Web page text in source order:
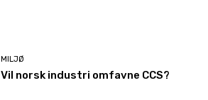
MILJØ
Vil norsk industri omfavne CCS?